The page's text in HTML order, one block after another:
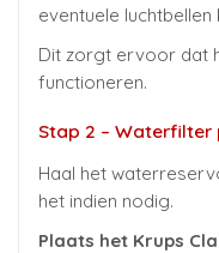
eventuele luchtbellen
Dit zorgt ervoor dat
functioneren.
Stap 2 – Waterfilter
Haal het
het indien nodig.
Plaats het Krups